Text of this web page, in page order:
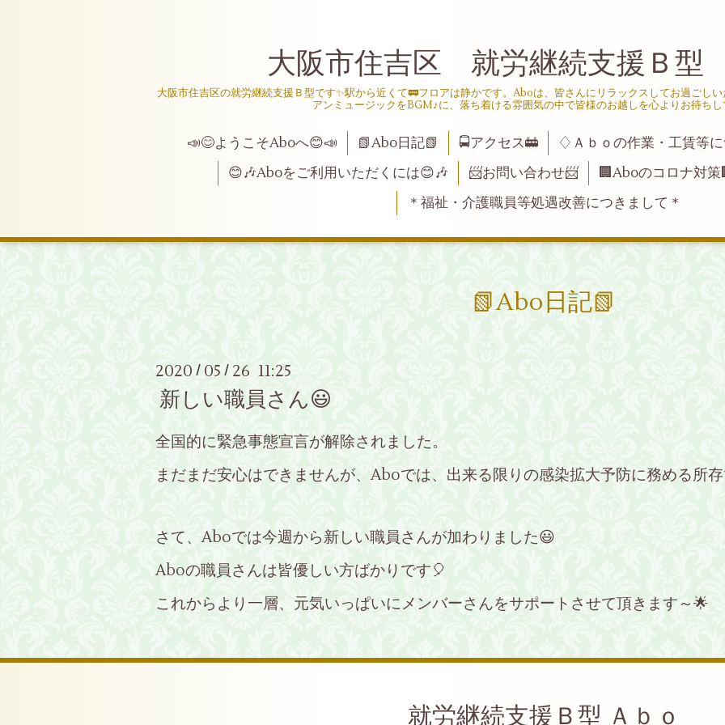
大阪市住吉区 就労継続支援Ｂ
大阪市住吉区の就労継続支援Ｂ型です✨駅から近くて🚃フロアは静かです。Aboは、皆さんにリラックスしてお過ごし
アンミュージックをBGM♪に、落ち着ける雰囲気の中で皆様のお越しを心よりお待ち
📣😊ようこそAboへ😊📣 📗Abo日記📗 🚍アクセス🚋
♢Ａｂｏの作業・工賃等
😊🎶Aboをご利用いただくには😊🎶
📨お問い合わせ📨
🏢Aboのコロナ対策
＊福祉・介護職員等処遇改善につきまして＊
📗Abo日記📗
2020 / 05 / 26 11:25
新しい職員さん😃
全国的に緊急事態宣言が解除されました。
まだまだ安心はできませんが、Aboでは、出来る限りの感染拡大予防に務める所存
さて、Aboでは今週から新しい職員さんが加わりました😃
Aboの職員さんは皆優しい方ばかりです🎈
これからより一層、元気いっぱいにメンバーさんをサポートさせて頂きます～🌟
就労継続支援Ｂ型 Ａｂｏ